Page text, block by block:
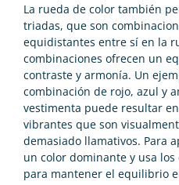
La rueda de color también
triadas, que son
equidistantes entre sí en la
combinaciones ofrecen un
contraste y armonía. Un
combinación de rojo, azul y
vestimenta puede resultar
vibrantes que son
demasiado llamativos. Para
un color dominante y usa los
para mantener el equilibrio